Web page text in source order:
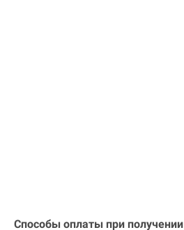
Способы оплаты при получении